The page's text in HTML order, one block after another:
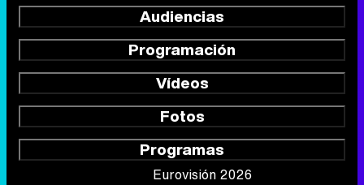
Audiencias
Programación
Vídeos
Fotos
Programas
Eurovisión 2026